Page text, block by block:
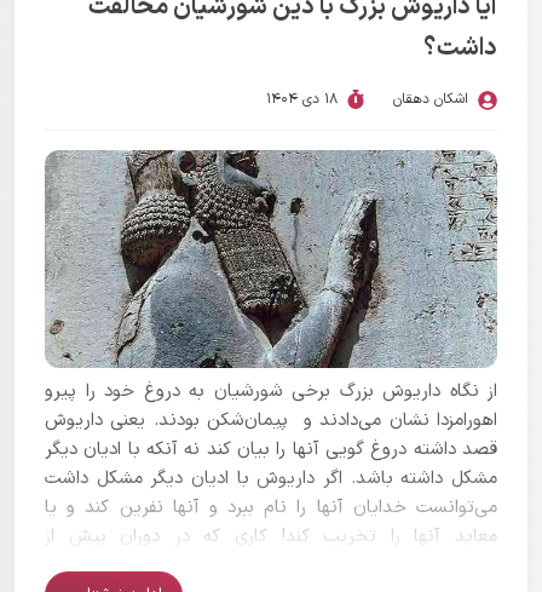
آیا داریوش بزرگ با دین شورشیان مخالفت
داشت؟
اشکان دهقان 18 دی 1404
از نگاه داریوش بزرگ برخی شورشیان به دروغ خود را پیرو
اهورامزدا نشان می‌دادند و پیمان‌شکن بودند. یعنی داریوش
قصد داشته دروغ گویی آنها را بیان کند نه آنکه با ادیان دیگر
مشکل داشته باشد. اگر داریوش با ادیان دیگر مشکل داشت
می‌توانست خدایان آنها را نام ببرد و آنها نفرین کند و یا
معابد آنها را تخریب کند! کاری که در دوران پیش از
هخامنشیان رایج بوده است. اساسا در شورش‌های زمان